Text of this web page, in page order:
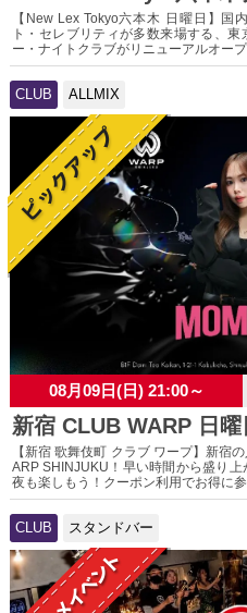
【New Lex Tokyo六本木 日曜日】国
ト・セレブリティが多数来場する、東
ー・ナイトクラブがリニューアルオープ
CLUB ALLMIX
08月09日(日) 21:00～
新宿 CLUB WARP 日曜
【新宿 歌舞伎町 クラブ ワープ】新宿
ARP SHINJUKU！早い時間から盛り
夜も楽しもう！クーポン利用でお得に
CLUB スタンドバー